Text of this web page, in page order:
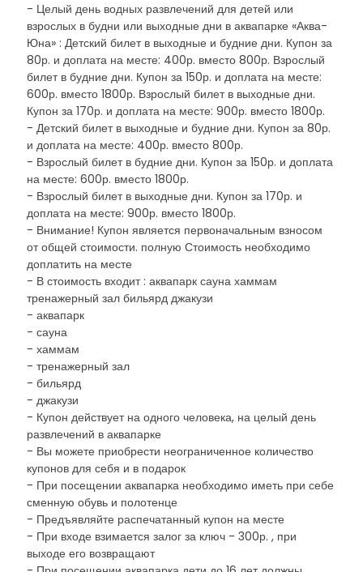
- Целый день водных развлечений для детей или
взрослых в будни или выходные дни в аквапарке «Аква-
Юна» : Детский билет в выходные и будние дни. Купон за
80р. и доплата на месте: 400р. вместо 800р. Взрослый
билет в будние дни. Купон за 150р. и доплата на месте:
600р. вместо 1800р. Взрослый билет в выходные дни.
Купон за 170р. и доплата на месте: 900р. вместо 1800р.
- Детский билет в выходные и будние дни. Купон за 80р.
и доплата на месте: 400р. вместо 800р.
- Взрослый билет в будние дни. Купон за 150р. и доплата
на месте: 600р. вместо 1800р.
- Взрослый билет в выходные дни. Купон за 170р. и
доплата на месте: 900р. вместо 1800р.
- Внимание! Купон является первоначальным взносом
от общей стоимости. полную Стоимость необходимо
доплатить на месте
- В стоимость входит : аквапарк сауна хаммам
тренажерный зал бильярд джакузи
- аквапарк
- сауна
- хаммам
- тренажерный зал
- бильярд
- джакузи
- Купон действует на одного человека, на целый день
развлечений в аквапарке
- Вы можете приобрести неограниченное количество
купонов для себя и в подарок
- При посещении аквапарка необходимо иметь при себе
сменную обувь и полотенце
- Предъявляйте распечатанный купон на месте
- При входе взимается залог за ключ - 300р. , при
выходе его возвращают